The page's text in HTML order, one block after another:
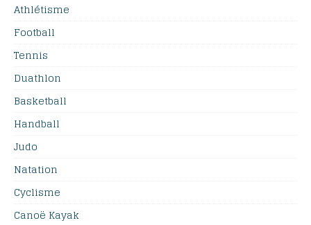
Athlétisme
Football
Tennis
Duathlon
Basketball
Handball
Judo
Natation
Cyclisme
Canoë Kayak